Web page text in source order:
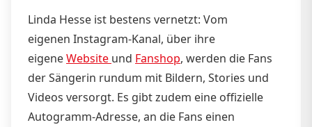
Linda Hesse ist bestens vernetzt: Vom
eigenen Instagram-Kanal, über ihre
eigeneWebsite und Fanshop, werden die Fans
der Sängerin rundum mit Bildern, Stories und
Videos versorgt. Es gibt zudem eine offizielle
Autogramm-Adresse, an die Fans einen